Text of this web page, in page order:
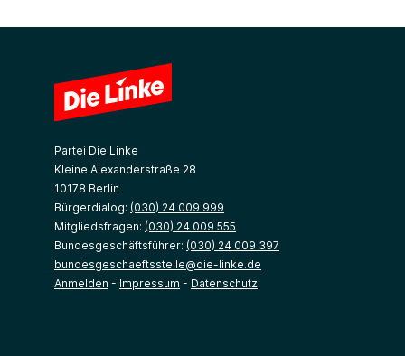
Partei Die Linke
Kleine Alexanderstraße 28
10178 Berlin
Bürgerdialog: (030) 24 009 999
Mitgliedsfragen: (030) 24 009 555
Bundesgeschäftsführer: (030) 24 009 397
bundesgeschaeftsstelle@die-linke.de
Anmelden - Impressum - Datenschutz